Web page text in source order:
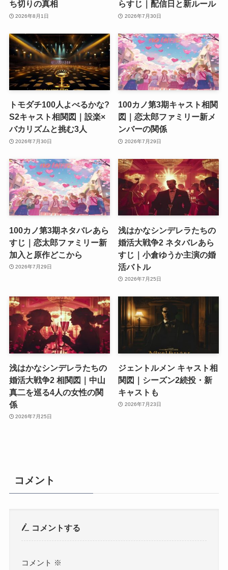
ち切りの真相
2026年8月1日
らすじ｜配信日と新ルール
2026年7月30日
トモダチ100人よべるかな?
S2キャスト相関図｜設楽×
バカリズムと挑む3人
2026年7月30日
100カノ第3期キャスト相関
図｜恋太郎ファミリー新メ
ンバーの関係
2026年7月29日
100カノ第3期ネタバレあら
すじ｜恋太郎ファミリー新
加入と原作どこから
2026年7月29日
浅はかなシンデレラたちの
婚活大戦争2 ネタバレあら
すじ｜小倉ゆうか主演の婚
活バトル
2026年7月25日
浅はかなシンデレラたちの
婚活大戦争2 相関図｜中山
真二を巡る4人の女性の関
係
2026年7月25日
ジェントルメン キャスト相
関図｜シーズン2続投・新
キャストも
2026年7月23日
コメント
コメントする
コメント ※